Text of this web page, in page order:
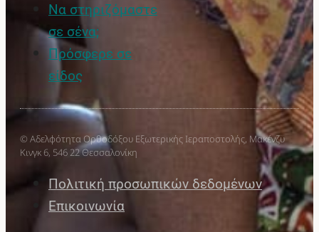
Να στηριζόμαστε
σε σένα;
Πρόσφερε σε
είδος
© Αδελφότητα Ορθοδόξου Εξωτερικής Ιεραποστολής, Μακένζυ
Κινγκ 6, 546 22 Θεσσαλονίκη
Πολιτική προσωπικών δεδομένων
Επικοινωνία